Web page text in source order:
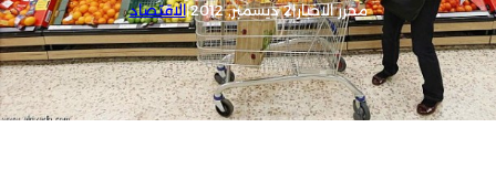
محرر الاخبار|2 ديسمبر, 2012 |الاقتصاد